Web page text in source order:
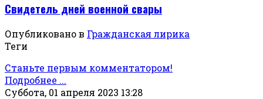
Свидетель дней военной свары
Опубликовано в Гражданская лирика
Теги
Станьте первым комментатором!
Подробнее ...
Суббота, 01 апреля 2023 13:28